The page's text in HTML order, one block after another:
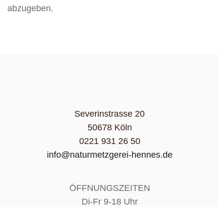
abzugeben.
Severinstrasse 20
50678 Köln
0221 931 26 50
info@naturmetzgerei-hennes.de
ÖFFNUNGSZEITEN
Di-Fr 9-18 Uhr